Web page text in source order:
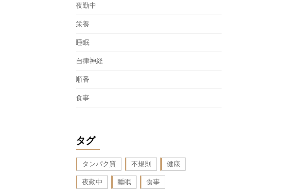
夜勤中
栄養
睡眠
自律神経
順番
食事
タグ
タンパク質 不規則 健康
夜勤中 睡眠 食事